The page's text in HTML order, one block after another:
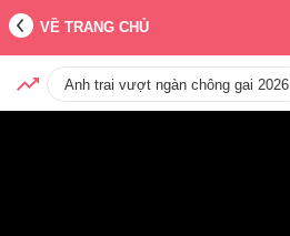
VỀ TRANG CHỦ
Anh trai vượt ngàn chông gai 2026